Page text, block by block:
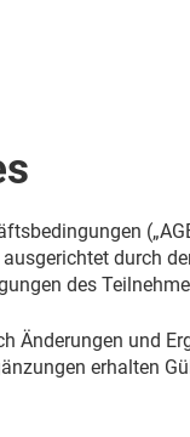
durch
des
Änderungen und
erhalten